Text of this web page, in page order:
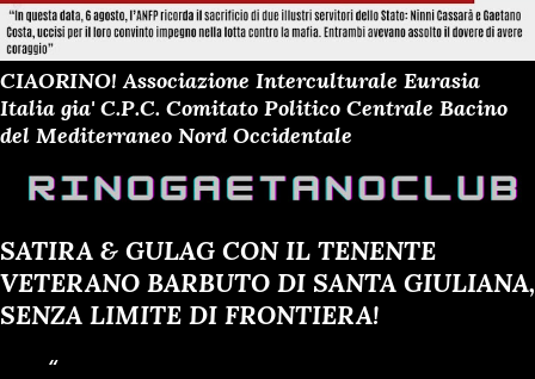
CIAORINO! Associazione Interculturale Eurasia
Italia gia' C.P.C. Comitato Politico Centrale Bacino
del Mediterraneo Nord Occidentale
SATIRA & GULAG CON IL TENENTE
VETERANO BARBUTO DI SANTA GIULIANA,
SENZA LIMITE DI FRONTIERA!